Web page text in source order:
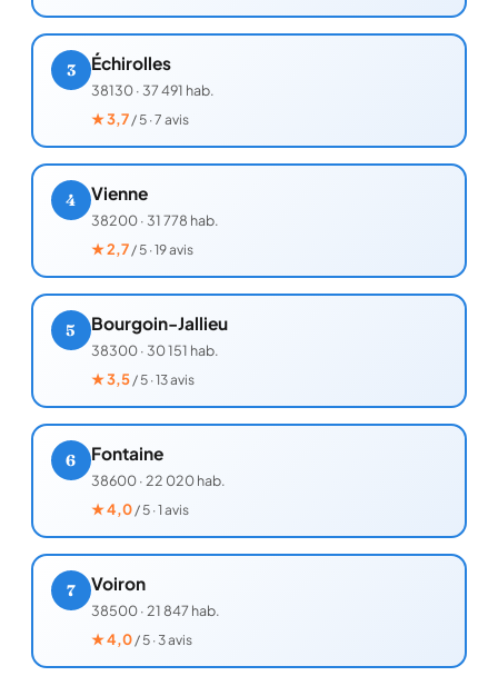
3 Échirolles
38130·37 491 hab.
★3,7/ 5 · 7 avis
4 Vienne
38200·31 778 hab.
★2,7/ 5 · 19 avis
5 Bourgoin-Jallieu
38300·30 151 hab.
★3,5/ 5 · 13 avis
6 Fontaine
38600·22 020 hab.
★4,0/ 5 · 1 avis
7 Voiron
38500·21 847 hab.
★4,0/ 5 · 3 avis